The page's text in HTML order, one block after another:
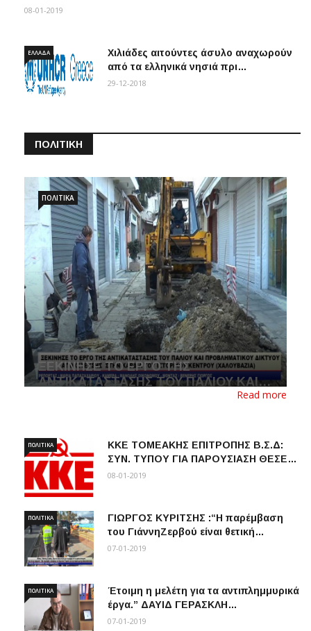
08-01-2019
Χιλιάδες αιτούντες άσυλο αναχωρούν
από τα ελληνικά νησιά πρι…
ΕΛΛΆΔΑ
29-12-2018
ΠΟΛΙΤΙΚΉ
ΞΕΚΙΝΗΣΕ ΤΟ ΕΡΓΟ ΤΗΣ
ΑΝΤΙΚΑΤΑΣΤΑΣΗΣ ΤΟΥ ΠΑΛΙΟΥ ΚΑΙ…
ΠΟΛΙΤΙΚΆ
Read more
ΚΚΕ ΤΟΜΕΑΚΗΣ ΕΠΙΤΡΟΠΗΣ B.Σ.Δ:
ΣΥΝ. ΤΥΠΟΥ ΓΙΑ ΠΑΡΟΥΣΙΑΣΗ ΘΕΣΕ…
ΠΟΛΙΤΙΚΆ
08-01-2019
ΓΙΩΡΓΟΣ ΚΥΡΙΤΣΗΣ :“Η παρέμβαση
του ΓιάννηΖερβού είναι θετική…
ΠΟΛΙΤΙΚΆ
07-01-2019
Έτοιμη η μελέτη για τα αντιπλημμυρικά
έργα.” ΔΑΥΙΔ ΓΕΡΑΣΚΛΗ…
ΠΟΛΙΤΙΚΆ
07-01-2019